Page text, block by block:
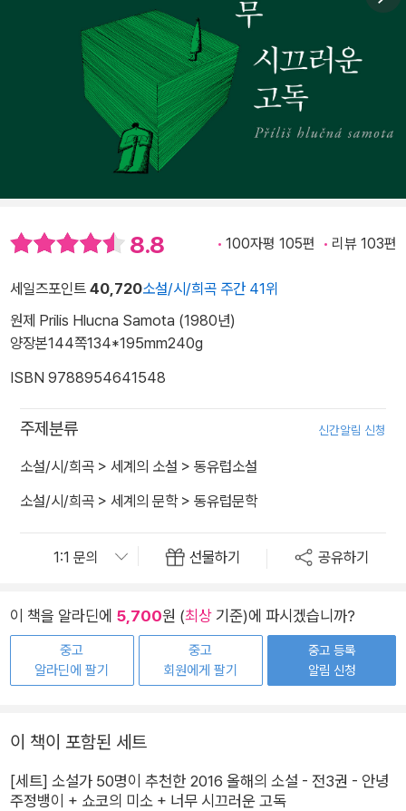
8.8 100자평 105편 리뷰 103편
세일즈포인트 40,720소설/시/희곡 주간 41위
원제 Prilis Hlucna Samota (1980년)
양장본144쪽134*195mm240g
ISBN 9788954641548
주제분류 신간알림 신청
소설/시/희곡 > 세계의 소설 > 동유럽소설
소설/시/희곡 > 세계의 문학> 동유럽문학
선물하기 공유하기
이 책을 알라딘에 5,700원 (최상 기준)에 파시겠습니까?
중고
알라딘에 팔기
중고
회원에게 팔기
중고 등록
알림 신청
이 책이 포함된 세트
[세트] 소설가 50명이 추천한 2016 올해의 소설 - 전3권 - 안녕
주정뱅이 + 쇼코의 미소 + 너무 시끄러운 고독